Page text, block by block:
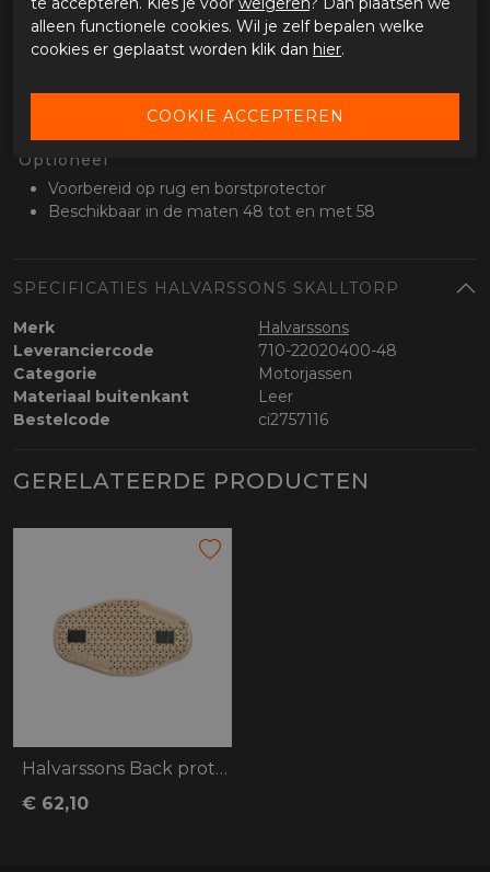
elleboogprotectoren
Drievoudige naden op blootgestelde delen
Lange bevestigingsrits voor aan de broek
Rits op de rug voor ventilatie
Optioneel
Voorbereid op rug en borstprotector
Beschikbaar in de maten 48 tot en met 58
SPECIFICATIES HALVARSSONS SKALLTORP
Merk
Halvarssons
Leveranciercode
710-22020400-48
Categorie
Motorjassen
Materiaal buitenkant
Leer
Bestelcode
ci2757116
GERELATEERDE PRODUCTEN
Halvarssons Back protector Melbyn
€ 62,10
alleen functionele cookies. Wil je zelf bepalen welke
cookies er geplaatst worden klik dan hier.